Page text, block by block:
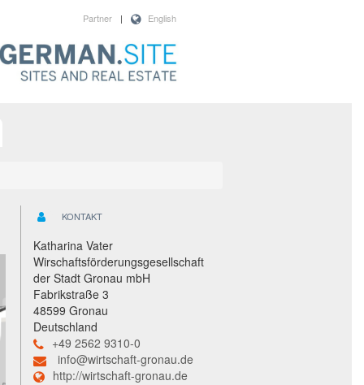
English
|
Partner
KONTAKT
Katharina Vater
Wirschaftsförderungsgesellschaft
der Stadt Gronau mbH
Fabrikstraße 3
48599 Gronau
Deutschland
+49 2562 9310-0
info@wirtschaft-gronau.de
http://wirtschaft-gronau.de